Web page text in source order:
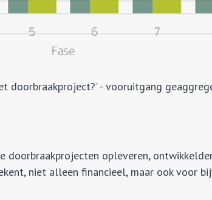
doorbraakproject?' - vooruitgang
doorbraakprojecten opleveren,
niet alleen financieel, maar ook voor